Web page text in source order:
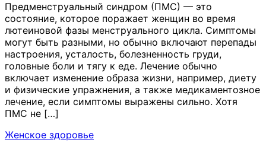
Предменструальный синдром (ПМС) — это
состояние, которое поражает женщин во время
лютеиновой фазы менструального цикла. Симптомы
могут быть разными, но обычно включают перепады
настроения, усталость, болезненность груди,
головные боли и тягу к еде. Лечение обычно
включает изменение образа жизни, например, диету
и физические упражнения, а также медикаментозное
лечение, если симптомы выражены сильно. Хотя
ПМС не […]
Женское здоровье